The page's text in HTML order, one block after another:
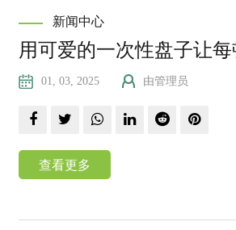
新闻中心
01, 03, 2025 由管理员
查看更多